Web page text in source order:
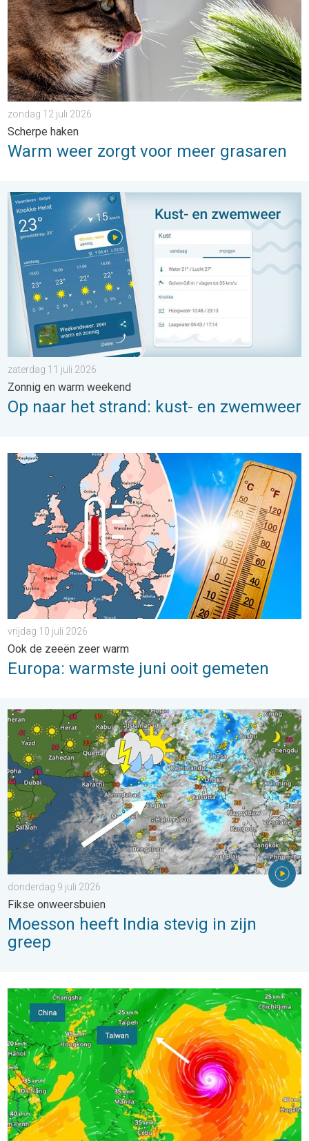
zondag 12 juli 2026
Scherpe haken
Warm weer zorgt voor meer grasaren
Op naar het strand: kust- en zwemweer. Zonnig en warm
zaterdag 11 juli 2026
Zonnig en warm weekend
Op naar het strand: kust- en zwemweer
Europa: warmste juni ooit gemeten. Ook de zeeën zeer
vrijdag 10 juli 2026
Ook de zeeën zeer warm
Europa: warmste juni ooit gemeten
Moesson heeft India stevig in zijn greep. Fikse onweersbuien.
donderdag 9 juli 2026
Fikse onweersbuien
Moesson heeft India stevig in zijn
greep
Supertyfoon Bavi bedreigt Taiwan. Tot 1000 millimeter regen.